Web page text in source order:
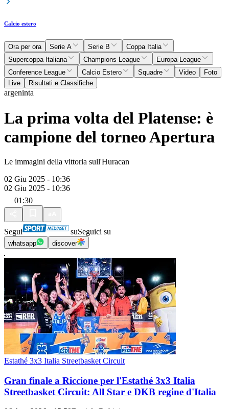
Calcio estero
Ora per ora Serie A Serie B
Coppa Italia
Supercoppa Italiana
Champions League
Europa League
Conference League
Calcio Estero Squadre Video
Foto
Live
Risultati e Classifiche
argeninta
La prima volta del Platense: è
campione del torneo Apertura
Le immagini della vittoria sull'Huracan
02 Giu 2025 - 10:36
02 Giu 2025 - 10:36
01:30
Segui suSeguici su
whatsapp discover
Estathé 3x3 Italia Streetbasket Circuit
Gran finale a Riccione per l'Estathé 3x3 Italia
Streetbasket Circuit: All Star e DKB regine d'Italia